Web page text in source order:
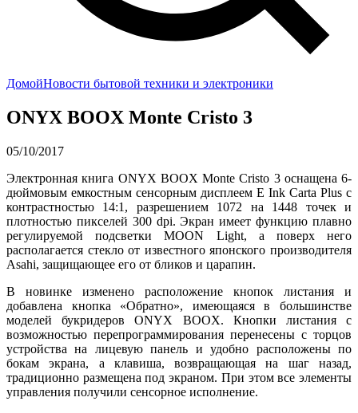
ДомойНовости бытовой техники и электроники
ONYX BOOX Monte Cristo 3
05/10/2017
Электронная книга ONYX BOOX Monte Cristo 3 оснащена 6-
дюймовым емкостным сенсорным дисплеем E Ink Carta Plus с
контрастностью 14:1, разрешением 1072 на 1448 точек и
плотностью пикселей 300 dpi. Экран имеет функцию плавно
регулируемой подсветки MOON Light, а поверх него
располагается стекло от известного японского производителя
Asahi, защищающее его от бликов и царапин.
В новинке изменено расположение кнопок листания и
добавлена кнопка «Обратно», имеющаяся в большинстве
моделей букридеров ONYX BOOX. Кнопки листания с
возможностью перепрограммирования перенесены с торцов
устройства на лицевую панель и удобно расположены по
бокам экрана, а клавиша, возвращающая на шаг назад,
традиционно размещена под экраном. При этом все элементы
управления получили сенсорное исполнение.